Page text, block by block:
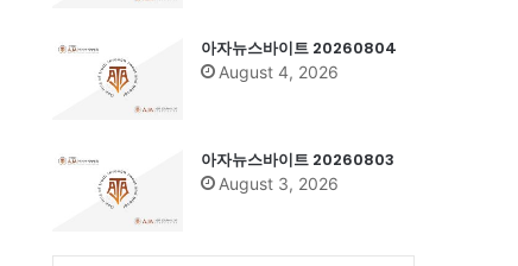
아자뉴스바이트 20260804
August 4, 2026
아자뉴스바이트 20260803
August 3, 2026